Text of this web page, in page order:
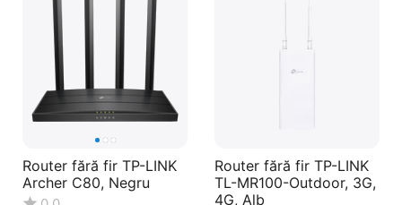
Router fără fir TP-LINK
Archer C80, Negru
Router fără fir TP-LINK
TL-MR100-Outdoor, 3G,
4G, Alb